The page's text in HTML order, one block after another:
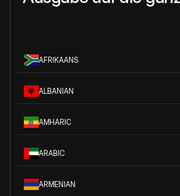
AFRIKAANS
ALBANIAN
AMHARIC
ARABIC
ARMENIAN